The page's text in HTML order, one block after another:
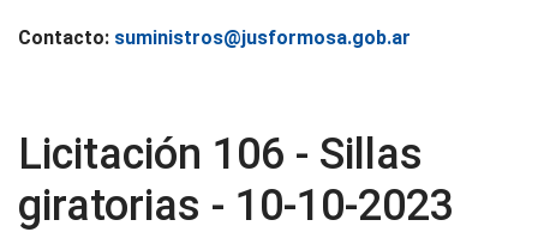
Contacto: suministros@jusformosa.gob.ar
Licitación 106 - Sillas
giratorias - 10-10-2023